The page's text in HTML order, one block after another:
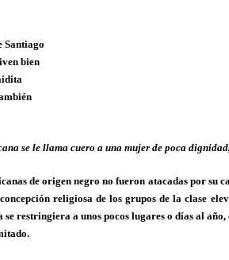
Santiago
bien
se le llama cuero a una mujer de poca
de origen negro no fueron atacadas por su
religiosa de los grupos de la clase
se restringiera a unos pocos lugares o días al